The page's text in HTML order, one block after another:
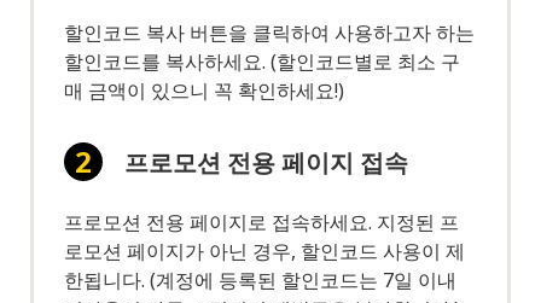
할인코드 복사 버튼을 클릭하여 사용하고자 하는
할인코드를 복사하세요. (할인코드별로 최소 구
매 금액이 있으니 꼭 확인하세요!)
프로모션 전용 페이지 접속
프로모션 전용 페이지로 접속하세요. 지정된 프
로모션 페이지가 아닌 경우, 할인코드 사용이 제
한됩니다. (계정에 등록된 할인코드는 7일 이내